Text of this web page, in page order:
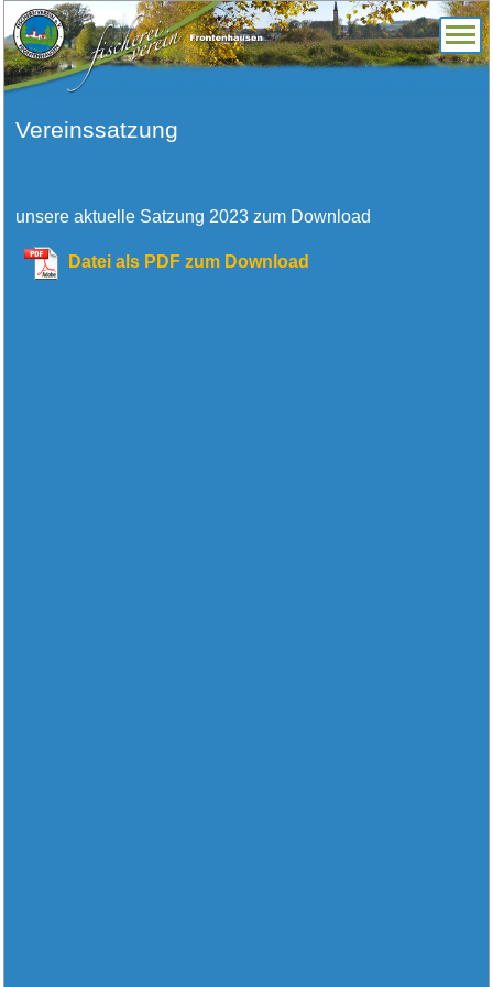
Vereinssatzung
unsere aktuelle Satzung 2023 zum Download
Datei als PDF zum Download